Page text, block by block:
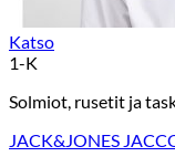
Katso
1-K
Solmiot, rusetit ja
JACK&JONES